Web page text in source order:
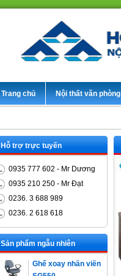
Trang chủ Nội thất văn phòng
Hỗ trợ trực tuyến
0935 777 602 - Mr Dương
0935 210 250 - Mr Đạt
0236. 3 688 989
0236. 2 618 618
Sản phẩm ngẫu nhiên
ET1400D
Ghế xoay nhân viên
SG550